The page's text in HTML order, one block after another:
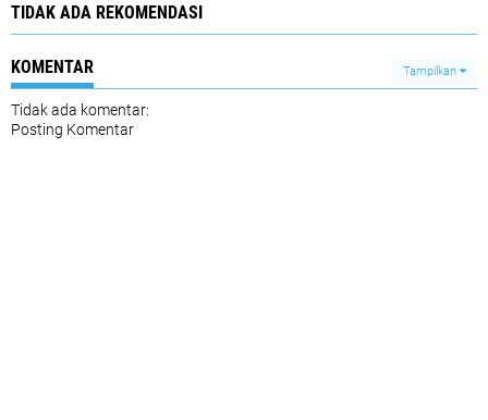
TIDAK ADA REKOMENDASI
KOMENTAR Tampilkan
Tidak ada komentar:
Posting Komentar